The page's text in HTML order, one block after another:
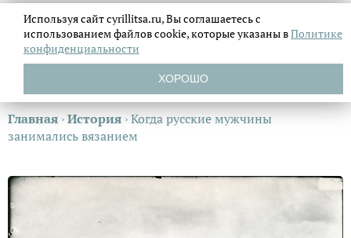
Главная ›История ›Когда русские мужчины
занимались вязанием
Используя сайт cyrillitsa.ru, Вы соглашаетесь с
использованием файловcookie, которые указаны вПолитике
конфиденциальности
ХОРОШО